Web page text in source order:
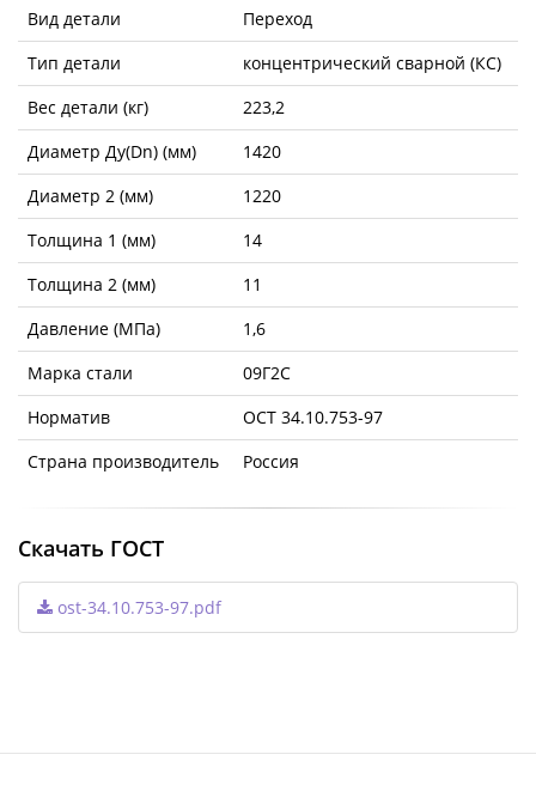
Вид детали
Переход
Тип детали
концентрический сварной (КС)
Вес детали (кг)
223,2
Диаметр Ду(Dn) (мм)
1420
Диаметр 2 (мм)
1220
Толщина 1 (мм)
14
Толщина 2 (мм)
11
Давление (МПа)
1,6
Марка стали
09Г2С
Норматив
ОСТ 34.10.753-97
Страна производитель
Россия
Скачать ГОСТ
ost-34.10.753-97.pdf